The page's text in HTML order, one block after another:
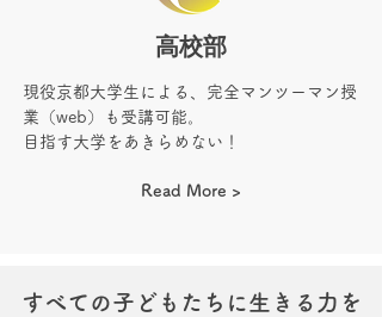
高校部
現役京都大学生による、完全マンツーマン授
業（web）も受講可能。
目指す大学をあきらめない！
Read More >
すべての子どもたちに生きる力を